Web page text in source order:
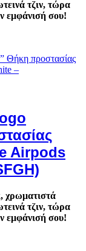
τζιν, τώρα
εμφάνισή σου!
Airpods
χρωματιστά
τζιν, τώρα
εμφάνισή σου!